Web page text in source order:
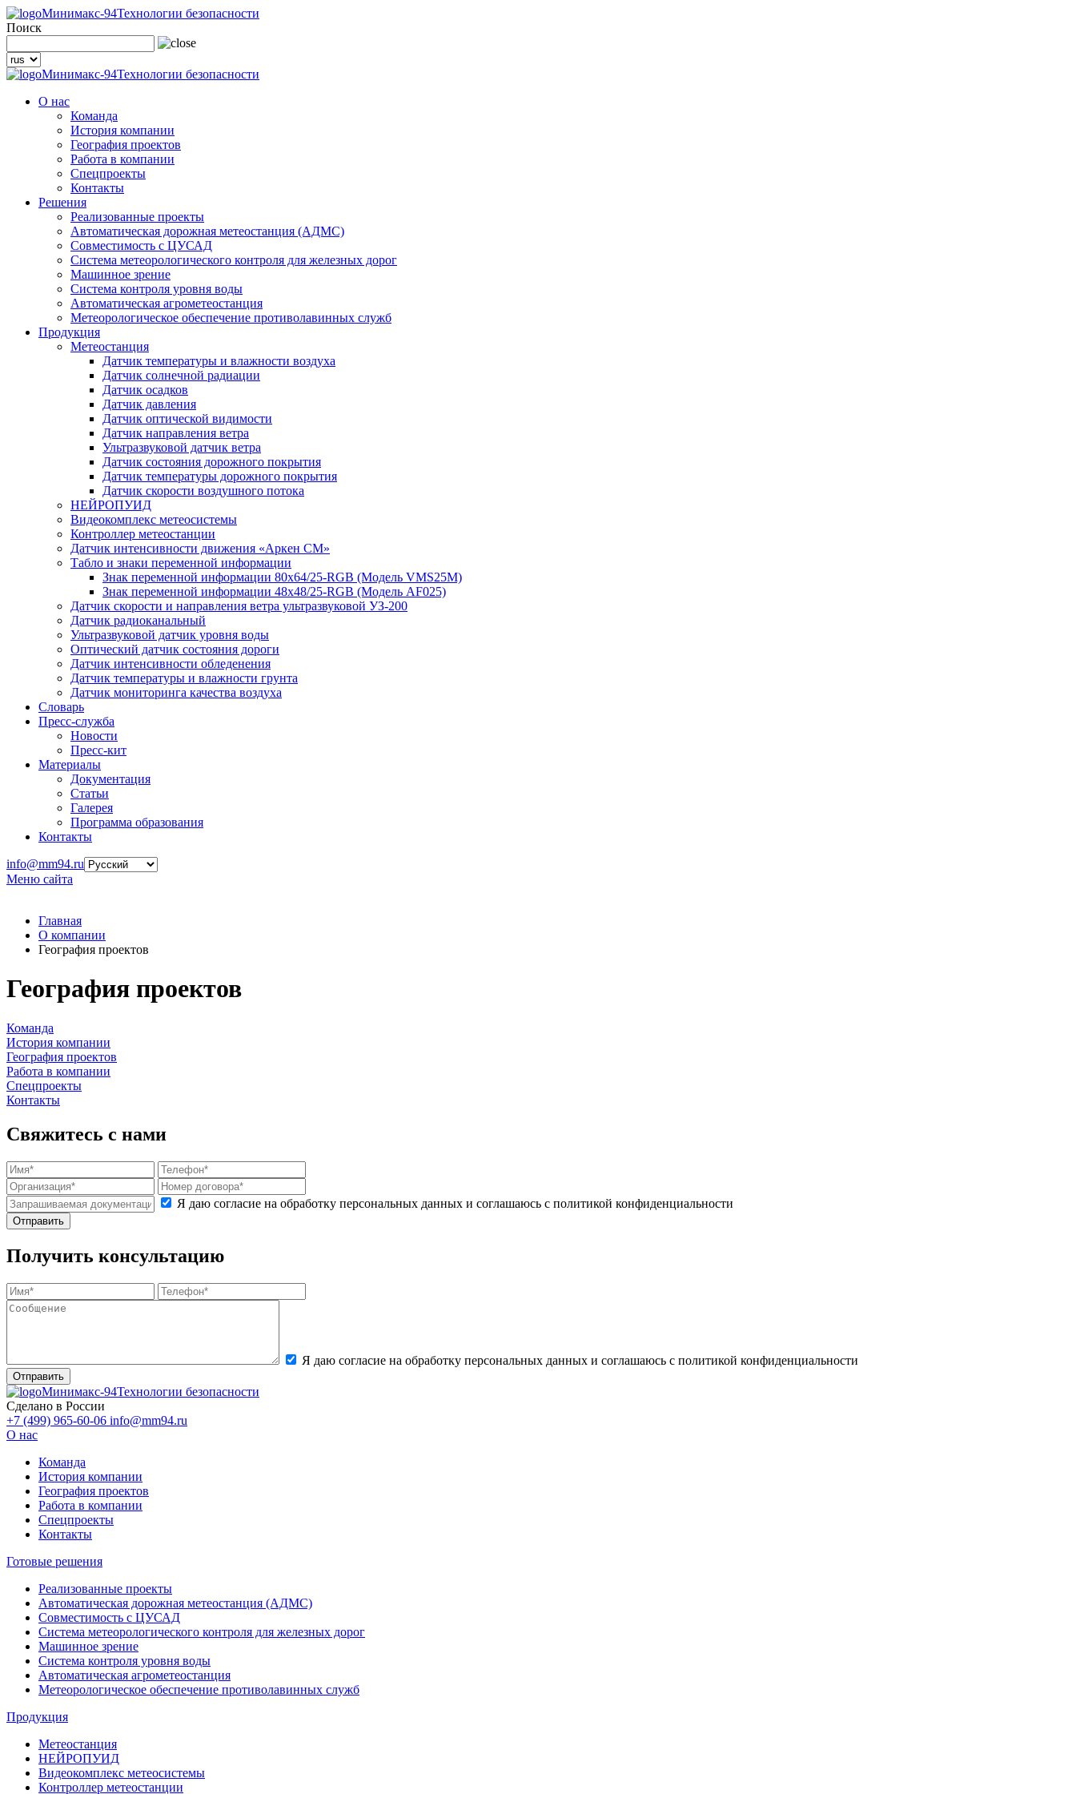
Минимакс-94Технологии безопасности
Поиск
Минимакс-94Технологии безопасности
О нас
Команда
История компании
География проектов
Работа в компании
Спецпроекты
Контакты
Решения
Реализованные проекты
Автоматическая дорожная метеостанция (АДМС)
Совместимость с ЦУСАД
Система метеорологического контроля для железных дорог
Машинное зрение
Система контроля уровня воды
Автоматическая агрометеостанция
Метеорологическое обеспечение противолавинных служб
Продукция
Метеостанция
Датчик температуры и влажности воздуха
Датчик солнечной радиации
Датчик осадков
Датчик давления
Датчик оптической видимости
Датчик направления ветра
Ультразвуковой датчик ветра
Датчик состояния дорожного покрытия
Датчик температуры дорожного покрытия
Датчик скорости воздушного потока
НЕЙРОПУИД
Видеокомплекс метеосистемы
Контроллер метеостанции
Датчик интенсивности движения «Аркен СМ»
Табло и знаки переменной информации
Знак переменной информации 80х64/25-RGB (Модель VMS25M)
Знак переменной информации 48х48/25-RGB (Модель АF025)
Датчик скорости и направления ветра ультразвуковой УЗ-200
Датчик радиоканальный
Ультразвуковой датчик уровня воды
Оптический датчик состояния дороги
Датчик интенсивности обледенения
Датчик температуры и влажности грунта
Датчик мониторинга качества воздуха
Словарь
Пресс-служба
Новости
Пресс-кит
Материалы
Документация
Статьи
Галерея
Программа образования
Контакты
info@mm94.ru
Меню сайта
Главная
О компании
География проектов
География проектов
Команда
История компании
География проектов
Работа в компании
Спецпроекты
Контакты
Свяжитесь с нами
Я даю согласие на обработку персональных данных и соглашаюсь с политикой конфиденциальности
Получить консультацию
Я даю согласие на обработку персональных данных и соглашаюсь с политикой конфиденциальности
Минимакс-94Технологии безопасности
Сделано в России
+7 (499) 965-60-06 info@mm94.ru
О нас
Команда
История компании
География проектов
Работа в компании
Спецпроекты
Контакты
Готовые решения
Реализованные проекты
Автоматическая дорожная метеостанция (АДМС)
Совместимость с ЦУСАД
Система метеорологического контроля для железных дорог
Машинное зрение
Система контроля уровня воды
Автоматическая агрометеостанция
Метеорологическое обеспечение противолавинных служб
Продукция
Метеостанция
НЕЙРОПУИД
Видеокомплекс метеосистемы
Контроллер метеостанции